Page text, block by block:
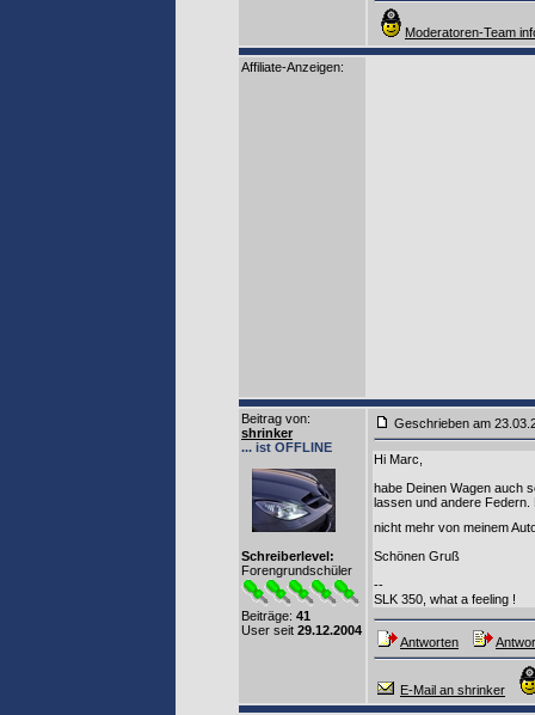
Moderatoren-Team
Affiliate-Anzeigen:
Beitrag von:
shrinker
... ist OFFLINE
Schreiberlevel:
Forengrundschüler
Beiträge: 41
User seit 29.12.2004
Geschrieben am
Hi Marc,
habe Deinen Wagen auch
lassen und andere Federn.
nicht mehr von meinem
Schönen Gruß
--
SLK 350, what a feeling !
Antworten
E-Mail an shrinker